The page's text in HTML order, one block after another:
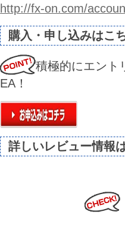
http://fx-on.com/
購入・申し込みはこ
積極的にエント
EA！
詳しいレビュー情報